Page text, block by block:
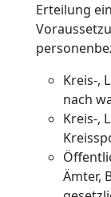
Erteilung
Kreis-,
nach
Kreis-,
Ämter,